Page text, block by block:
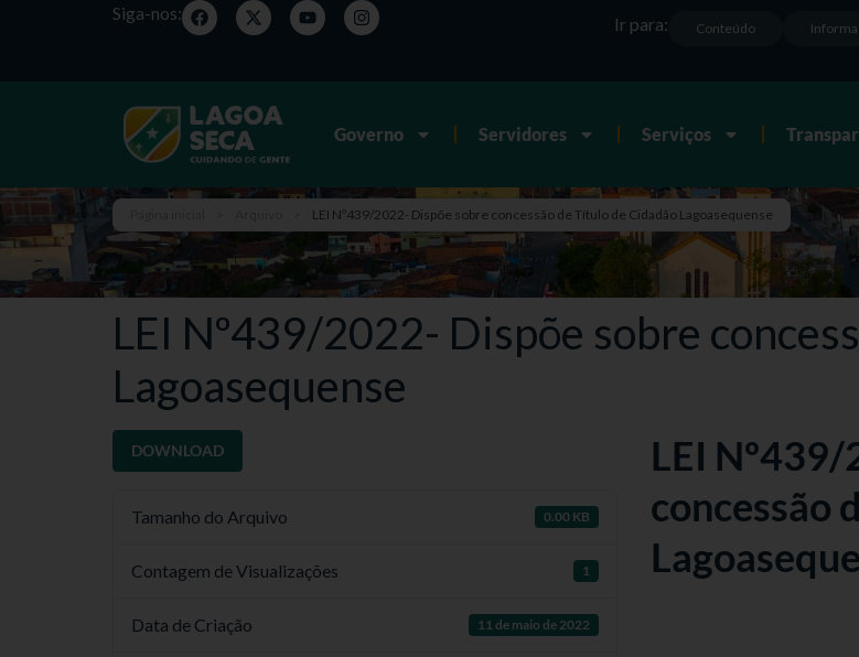
Siga-nos:
Conteúdo
Ir para:
Governo Servidores Serviços
LEI Nº439/2022- Dispõe sobre concessão de Título de Cidadão Lagoasequense
LEI Nº439/2022- Dispõe sobre
Lagoasequense
DOWNLOAD
Tamanho do Arquivo 0.00 KB
Contagem de Visualizações 1
Data de Criação 11 de maio de 2022
LEI
concessão